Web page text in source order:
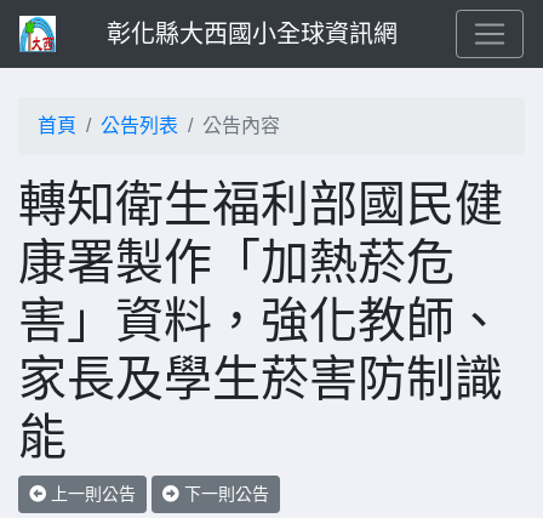
彰化縣大西國小全球資訊網
首頁 公告列表 公告內容
轉知衛生福利部國民健
康署製作「加熱菸危
害」資料，強化教師、
家長及學生菸害防制識
能
上一則公告 下一則公告